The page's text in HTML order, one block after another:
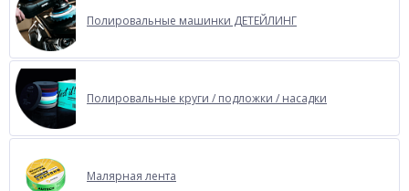
Полировальные машинки ДЕТЕЙЛИНГ
Полировальные круги / подложки / насадки
Малярная лента